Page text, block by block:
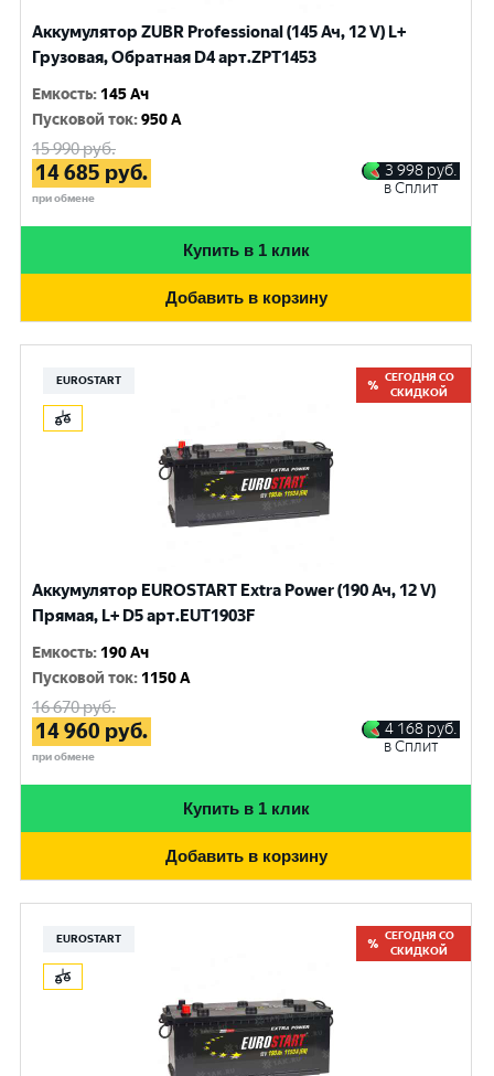
Аккумулятор ZUBR Professional (145 Ач, 12 V) L+
Грузовая, Обратная D4 арт.ZPT1453
Емкость: 145 Ач
Пусковой ток:950 A
15 990руб.
14 685 руб.
при обмене
3 998 руб.
в Сплит
Купить в 1 клик
Добавить в корзину
EUROSTART
СЕГОДНЯ СО
СКИДКОЙ
Аккумулятор EUROSTART Extra Power (190 Ач, 12 V)
Прямая, L+ D5 арт.EUT1903F
Емкость: 190 Ач
Пусковой ток: 1150 A
16 670руб.
14 960 руб.
при обмене
4 168 руб.
в Сплит
Купить в 1 клик
Добавить в корзину
EUROSTART
СЕГОДНЯ СО
СКИДКОЙ